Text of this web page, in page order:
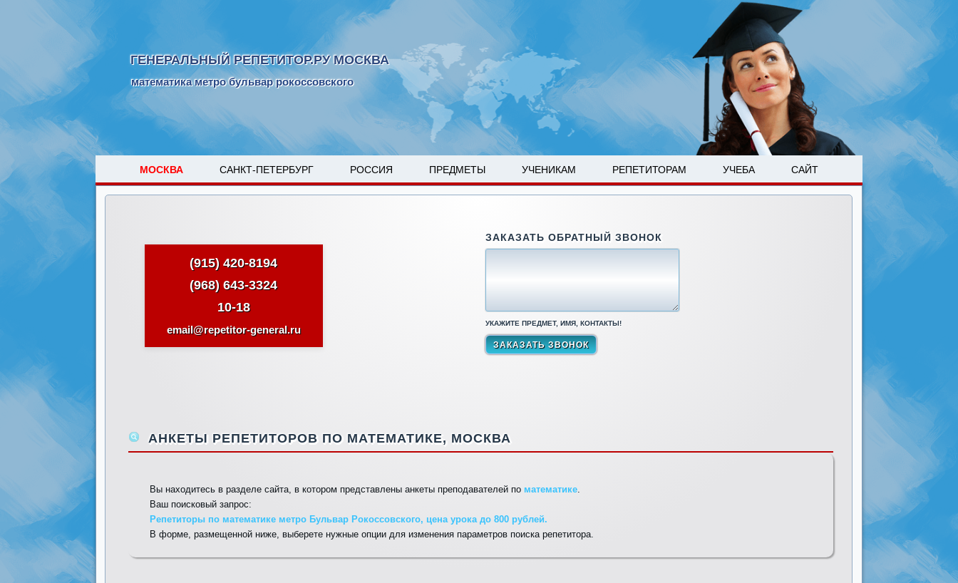
ГЕНЕРАЛЬНЫЙ РЕПЕТИТОР.РУ МОСКВА
математика метро бульвар рокоссовского
МОСКВА САНКТ-ПЕТЕРБУРГ РОССИЯ ПРЕДМЕТЫ УЧЕНИКАМ РЕПЕТИТОРАМ УЧЕБА САЙТ
(915) 420-8194
(968) 643-3324
10-18
email@repetitor-general.ru
ЗАКАЗАТЬ ОБРАТНЫЙ ЗВОНОК
УКАЖИТЕ ПРЕДМЕТ, ИМЯ, КОНТАКТЫ!
АНКЕТЫ РЕПЕТИТОРОВ ПО МАТЕМАТИКЕ, МОСКВА
Вы находитесь в разделе сайта, в котором представлены анкеты преподавателей по математике.
Ваш поисковый запрос:
Репетиторы по математике метро Бульвар Рокоссовского, цена урока до 800 рублей.
В форме, размещенной ниже, выберете нужные опции для изменения параметров поиска репетитора.